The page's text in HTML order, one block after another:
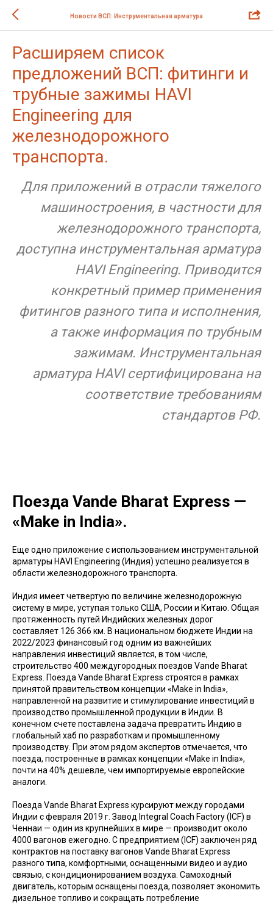
Новости ВСП: Инструментальная арматура
Расширяем список
предложений ВСП: фитинги и
трубные зажимы HAVI
Engineering для
железнодорожного
транспорта.
Для приложений в отрасли тяжелого
машиностроения, в частности для
железнодорожного транспорта,
доступна инструментальная арматура
HAVI Engineering. Приводится
конкретный пример применения
фитингов разного типа и исполнения,
а также информация по трубным
зажимам. Инструментальная
арматура HAVI сертифицирована на
соответствие требованиям
стандартов РФ.
Поезда Vande Bharat Express —
«Make in India».
Еще одно приложение с использованием инструментальной
арматуры HAVI Engineering (Индия) успешно реализуется в
области железнодорожного транспорта.
Индия имеет четвертую по величине железнодорожную
систему в мире, уступая только США, России и Китаю. Общая
протяженность путей Индийских железных дорог
составляет 126 366 км. В национальном бюджете Индии на
2022/2023 финансовый год одним из важнейших
направления инвестиций является, в том числе,
строительство 400 междугородных поездов Vande Bharat
Express. Поезда Vande Bharat Express строятся в рамках
принятой правительством концепции «Make in India»,
направленной на развитие и стимулирование инвестиций в
производство промышленной продукции в Индии. В
конечном счете поставлена задача превратить Индию в
глобальный хаб по разработкам и промышленному
производству. При этом рядом экспертов отмечается, что
поезда, построенные в рамках концепции «Make in India»,
почти на 40% дешевле, чем импортируемые европейские
аналоги.
Поезда Vande Bharat Express курсируют между городами
Индии с февраля 2019 г. Завод Integral Coach Factory (ICF) в
Ченнаи — один из крупнейших в мире — производит около
4000 вагонов ежегодно. С предприятием (ICF) заключен ряд
контрактов на поставку вагонов Vande Bharat Express
разного типа, комфортными, оснащенными видео и аудио
связью, с кондиционированием воздуха. Самоходный
двигатель, которым оснащены поезда, позволяет экономить
дизельное топливо и сокращать потребление